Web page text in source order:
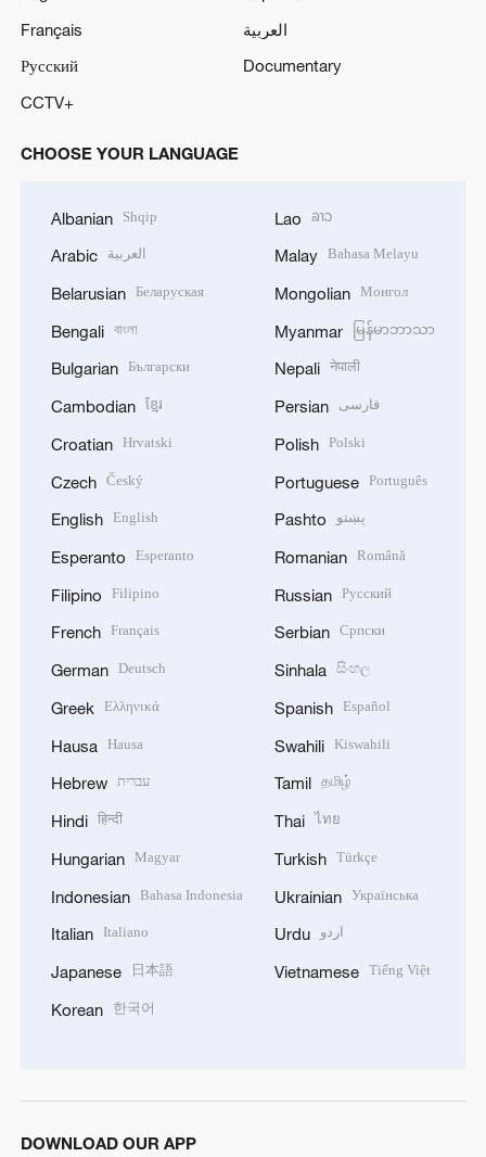
Français
العربية
Русский
Documentary
CCTV+
CHOOSE YOUR LANGUAGE
Albanian Shqip
Arabic العربية
Belarusian Беларуская
Bengali বাংলা
Bulgarian Български
Cambodian ខ្មែរ
Croatian Hrvatski
Czech Český
English English
Esperanto Esperanto
Filipino Filipino
French Français
German Deutsch
Greek Ελληνικά
Hausa Hausa
Hebrew עברית
Hindi हिन्दी
Hungarian Magyar
Indonesian Bahasa Indonesia
Italian Italiano
Japanese 日本語
Korean 한국어
Lao ລາວ
Malay Bahasa Melayu
Mongolian Монгол
Myanmar မြန်မာဘာသာ
Nepali नेपाली
Persian فارسی
Polish Polski
Portuguese Português
Pashto پښتو
Romanian Română
Russian Русский
Serbian Српски
Sinhala සිංහල
Spanish Español
Swahili Kiswahili
Tamil தமிழ்
Thai ไทย
Turkish Türkçe
Ukrainian Українська
Urdu اردو
Vietnamese Tiếng Việt
DOWNLOAD OUR APP